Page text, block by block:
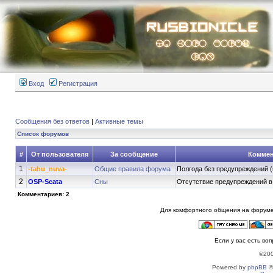
Вход Регистрация
Сообщения без ответов | Активные темы
Список форумов
# От пользователя За сообщение
1 -tahu_nuva- Общие правила форума Полгода без предупреждений
2 OSP-Scata Сны Отсутствие предупреждений
Комментариев: 2
Для комфортного общения на
Если у вас есть
Powered by phpBB